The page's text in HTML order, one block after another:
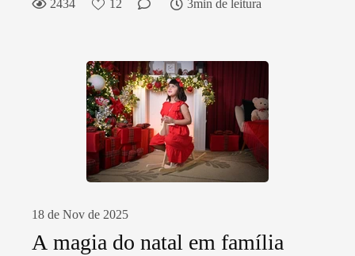
2434 12 3min de leitura
18 de Nov de 2025
A magia do natal em família